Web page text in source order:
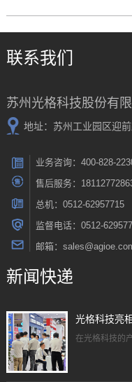
联系我们
苏州光格科技股份有
地址：苏州工业园区迎
业务咨询：400-828-
售后服务：
总机：0512-62957715
监督电话：0512-
邮箱：
新闻快递
光格科技亮
在光格科技的